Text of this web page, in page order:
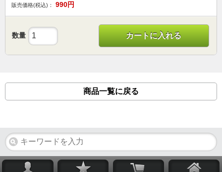
販売価格(税込)： 990円
数量 カートに入れる
商品一覧に戻る